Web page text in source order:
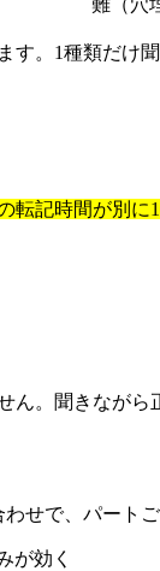
す。1種類だけ
転記時間が別に
。聞きながら
せで、パート
が効く